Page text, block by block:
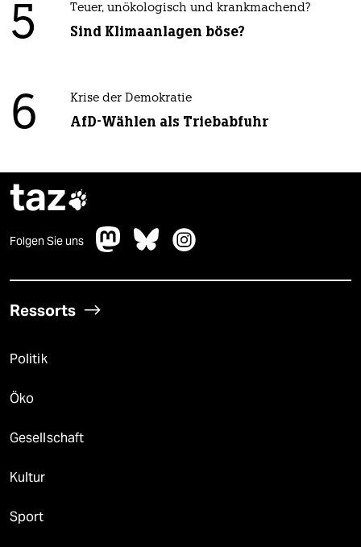
5 Teuer, unökologisch und krankmachend?
Sind Klimaanlagen böse?
6 Krise der Demokratie
AfD-Wählen als Triebabfuhr
taz
Folgen Sie uns
Ressorts
Politik
Öko
Gesellschaft
Kultur
Sport